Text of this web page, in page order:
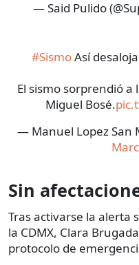
— Said Pulido
#SismoAsí
El sismo sorprendió a
Miguel Bosé.
— Manuel Lopez San
Sin
Tras activarse la alerta
la CDMX, Clara
protocolo de